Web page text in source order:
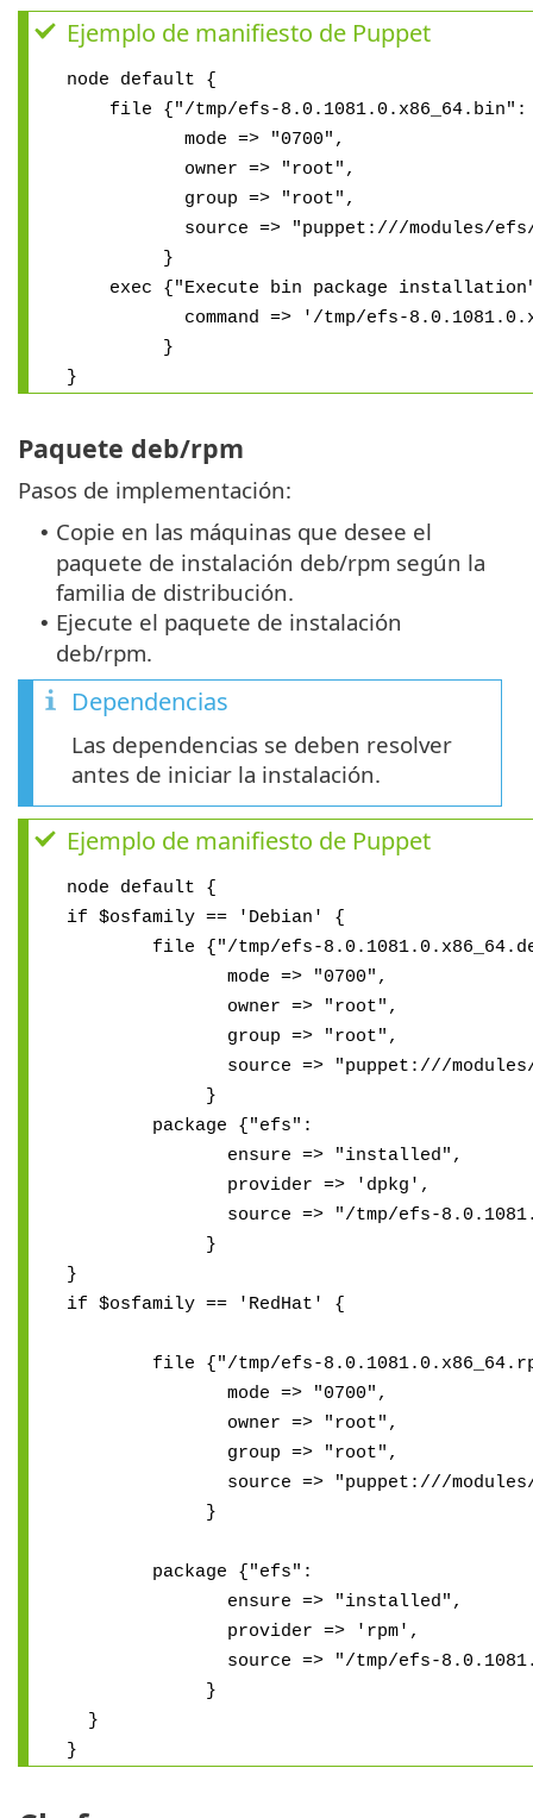
Ejemplo de manifiesto de Puppet
node default {
file {"/tmp/efs-8.0.1081.0.x86_64.bin":
mode => "0700",
owner => "root",
group => "root",
source => "puppet:///modules/efs/
}
exec {"Execute bin package
command => '/tmp/efs-
}
}
Paquete deb/rpm
Pasos de implementación:
• Copie en las máquinas que desee el
paquete de instalación deb/rpm según la
familia de distribución.
• Ejecute el paquete de instalación
deb/rpm.
Dependencias
Las dependencias se deben resolver
antes de iniciar la instalación.
Ejemplo de manifiesto de Puppet
node default {
if $osfamily == 'Debian' {
file {"/tmp/efs-
mode => "0700",
owner => "root",
group => "root",
source => "puppet:///modules/efs/
}
package {"efs":
ensure => "installed",
provider => 'dpkg',
source => "/tmp/efs-
}
}
if $osfamily == 'RedHat' {
file {"/tmp/efs-
mode => "0700",
owner => "root",
group => "root",
source => "puppet:///modules/efs/
}
package {"efs":
ensure => "installed",
provider => 'rpm',
source => "/tmp/efs-
}
}
}